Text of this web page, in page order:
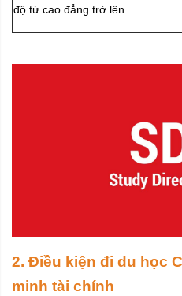
độ từ cao đẳng trở lên.
2. Điều kiện đi du học
minh tài chính